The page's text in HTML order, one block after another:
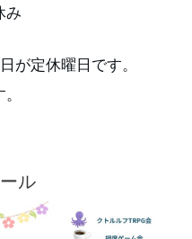
み
が定休曜日です。
ル